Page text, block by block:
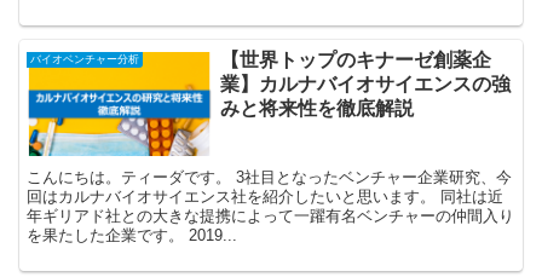
バイオベンチャー分析
【世界トップのキナーゼ創薬企
業】カルナバイオサイエンスの強
みと将来性を徹底解説
こんにちは。ティーダです。 3社目となったベンチャー企業研究、今
回はカルナバイオサイエンス社を紹介したいと思います。 同社は近
年ギリアド社との大きな提携によって一躍有名ベンチャーの仲間入り
を果たした企業です。 2019...